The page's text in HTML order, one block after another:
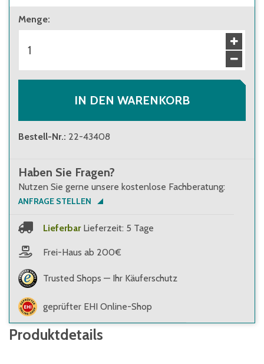
Menge:
IN DEN WARENKORB
Bestell-Nr.: 22-43408
Haben Sie Fragen?
Nutzen Sie gerne unsere kostenlose Fachberatung:
ANFRAGE STELLEN
Lieferbar Lieferzeit: 5 Tage
Frei-Haus ab 200€
Trusted Shops — Ihr Käuferschutz
geprüfter EHI Online-Shop
Produktdetails